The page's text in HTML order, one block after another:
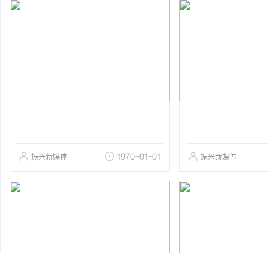
振兴新媒体 1970-01-01 振兴新媒体